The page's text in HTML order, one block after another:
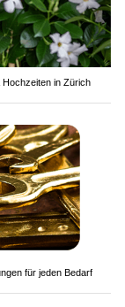
in Zürich
für jeden Bedarf